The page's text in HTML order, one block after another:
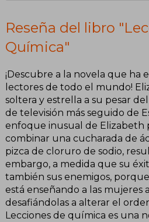
Reseña del libro
Química"
¡Descubre a la novela que ha
lectores de todo el mundo!
soltera y estrella a su pesar
de televisión más seguido de
enfoque inusual de Elizabeth
combinar una cucharada de
pizca de cloruro de sodio,
embargo, a medida que su
también sus enemigos,
está enseñando a las mujeres
desafiándolas a alterar el
Lecciones de química es una